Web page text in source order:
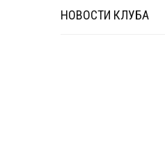
НОВОСТИ КЛУБА